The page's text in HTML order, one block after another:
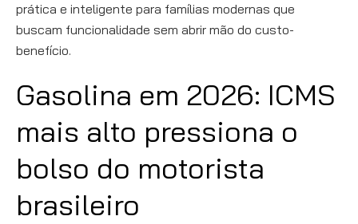
prática e inteligente para famílias modernas que
buscam funcionalidade sem abrir mão do custo-
benefício.
Gasolina em 2026: ICMS
mais alto pressiona o
bolso do motorista
brasileiro